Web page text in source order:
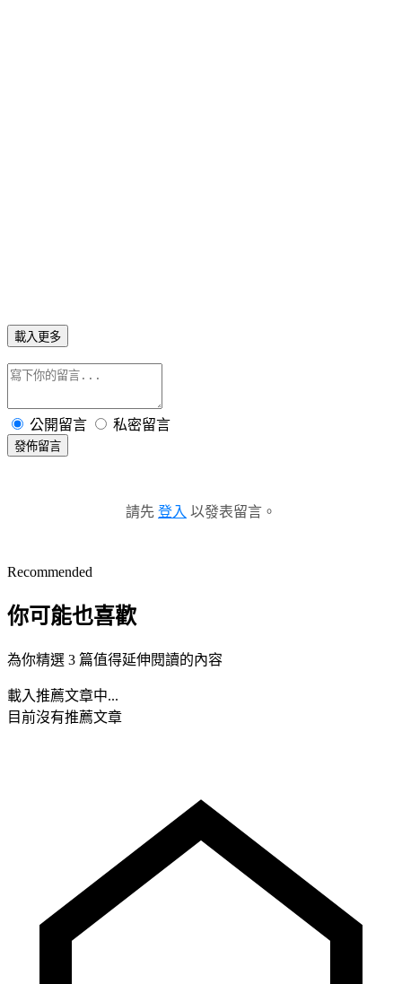
載入更多
公開留言 私密留言
發佈留言
請先 登入 以發表留言。
Recommended
你可能也喜歡
為你精選 3 篇值得延伸閱讀的內容
載入推薦文章中...
目前沒有推薦文章